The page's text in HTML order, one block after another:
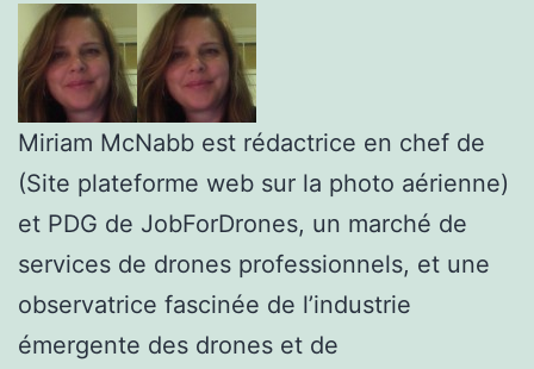
Miriam McNabb est rédactrice en chef de
(Site plateforme web sur la photo aérienne)
et PDG de JobForDrones, un marché de
services de drones professionnels, et une
observatrice fascinée de l’industrie
émergente des drones et de